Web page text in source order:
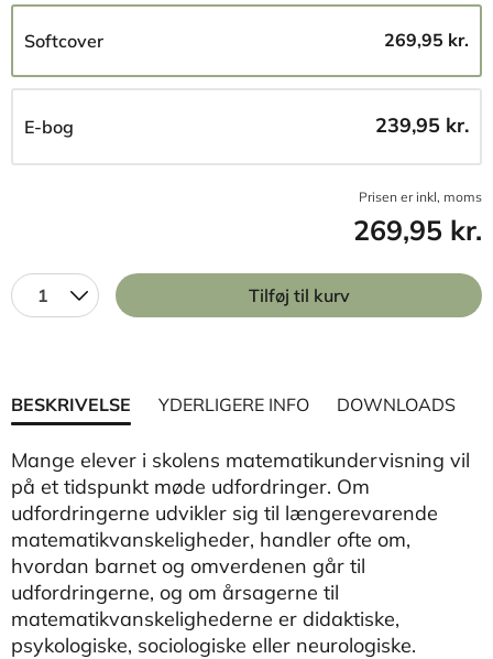
Softcover 269,95 kr.
E-bog 239,95 kr.
Prisen er inkl, moms
269,95 kr.
1 Tilføj til kurv
BESKRIVELSE YDERLIGERE INFO DOWNLOADS
Mange elever i skolens matematikundervisning vil
på et tidspunkt møde udfordringer. Om
udfordringerne udvikler sig til længerevarende
matematikvanskeligheder, handler ofte om,
hvordan barnet og omverdenen går til
udfordringerne, og om årsagerne til
matematikvanskelighederne er didaktiske,
psykologiske, sociologiske eller neurologiske.